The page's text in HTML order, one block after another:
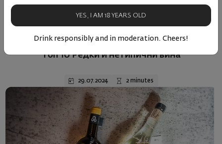
Wine news
Топ 10 Редки и нетипични вина
29.07.2024 2 minutes
YES, I AM 18 YEARS OLD
Drink responsibly and in moderation. Cheers!